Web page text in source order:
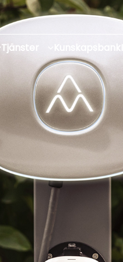
Tjänster Kunskapsbank